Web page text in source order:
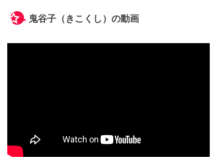
鬼谷子（きこくし）の動画